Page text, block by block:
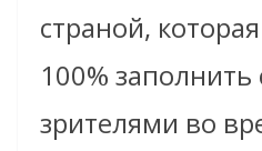
страной,
100%
зрителями во